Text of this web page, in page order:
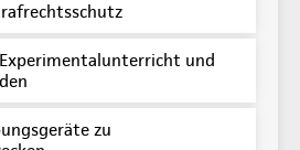
und
zu